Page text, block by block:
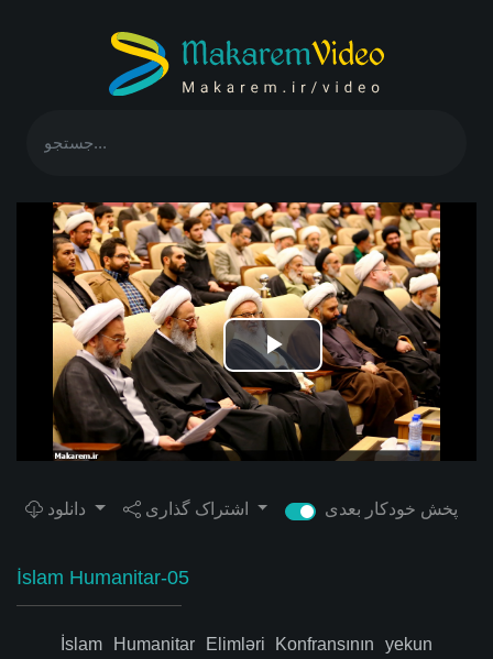
Play
Video
پخش خودکار بعدی
İslam Humanitar-05
İslam Humanitar Elimləri Konfransının yekun